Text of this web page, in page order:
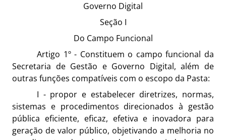
Governo Digital
Seção I
Do Campo Funcional
Artigo 1º - Constituem o campo funcional da
Secretaria de Gestão e Governo Digital, além de
outras funções compatíveis com o escopo da Pasta:
I - propor e estabelecer diretrizes, normas,
sistemas e procedimentos direcionados à gestão
pública eficiente, eficaz, efetiva e inovadora para
geração de valor público, objetivando a melhoria no